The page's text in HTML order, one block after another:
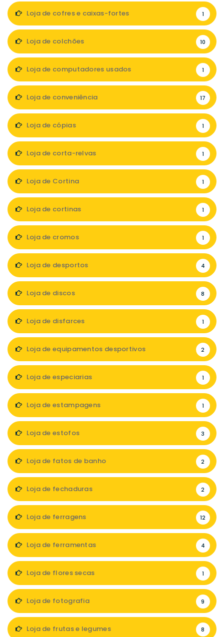
Loja de cofres e caixas-fortes 1
Loja de colchões 10
Loja de computadores usados 1
Loja de conveniência 17
Loja de cópias 1
Loja de corta-relvas 1
Loja de Cortina 1
Loja de cortinas 1
Loja de cromos 1
Loja de desportos 4
Loja de discos 8
Loja de disfarces 1
Loja de equipamentos desportivos 2
Loja de especiarias 1
Loja de estampagens 1
Loja de estofos 3
Loja de fatos de banho 2
Loja de fechaduras 2
Loja de ferragens 12
Loja de ferramentas 4
Loja de flores secas 1
Loja de fotografia 9
Loja de frutas e legumes 8